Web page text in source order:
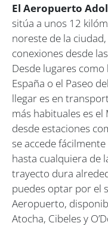
El Aeropuerto
sitúa a unos 12
noreste de la
conexiones desde
Desde lugares como
España o el Paseo
llegar es en
más habituales es
desde estaciones
se accede
hasta cualquiera de
trayecto dura
puedes optar por el
Aeropuerto,
Atocha, Cibeles y